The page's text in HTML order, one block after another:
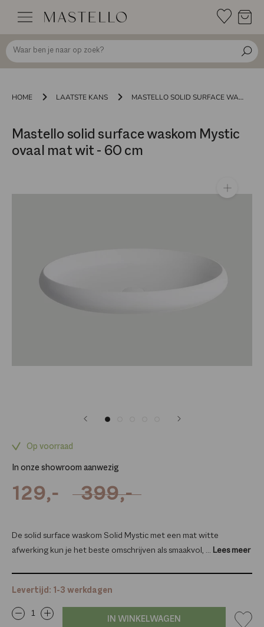
inhoud
HOME LAATSTE KANS MASTELLO SOLID SURFACE WASKOM MYSTIC OVAAL MAT WIT - 60 CM
Op voorraad
In onze showroom aanwezig
Mastello solid surface waskom Mystic
ovaal mat wit - 60 cm
129,- 399,-
De solid surface waskom Solid Mystic met een mat witte
afwerking kun je het beste omschrijven als smaakvol, ... Lees meer
Levertijd: 1-3 werkdagen
IN WINKELWAGEN